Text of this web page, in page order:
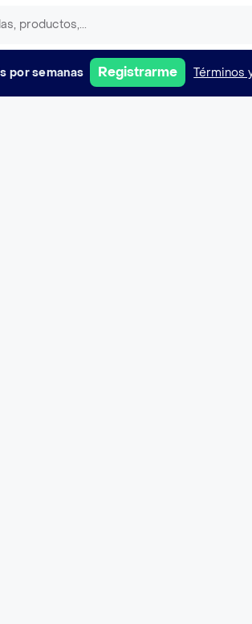
por semanas Registrarme Términos